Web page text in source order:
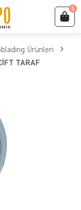
0
Ürünleri
TARAF